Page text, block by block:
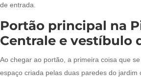
de entrada.
Portão principal na
Centrale e vestíbulo
Ao chegar ao portão, a primeira coisa que
espaço criada pelas duas paredes do jardim